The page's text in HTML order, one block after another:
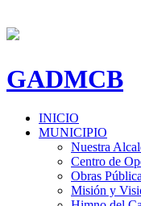
GADMCB
INICIO
MUNICIPIO
Nuestra
Centro de
Obras
Misión y